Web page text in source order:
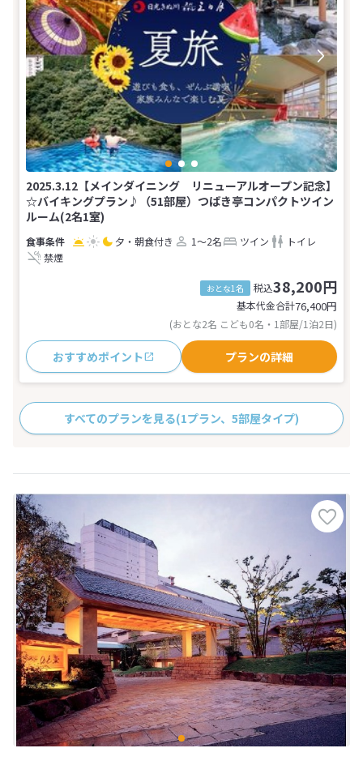
2025.3.12【メインダイニング リニューアルオープン記念】
☆バイキングプラン♪（51部屋）つばき亭コンパクトツイン
ルーム(2名1室)
夕・朝食付き 1～2名 ツイン
トイレ
禁煙
おとな1名 税込38,200円
基本代金合計76,400円
(おとな2名 こども0名・1部屋/1泊2日)
おすすめポイント プランの詳細
すべてのプランを見る(1プラン、5部屋タイプ)